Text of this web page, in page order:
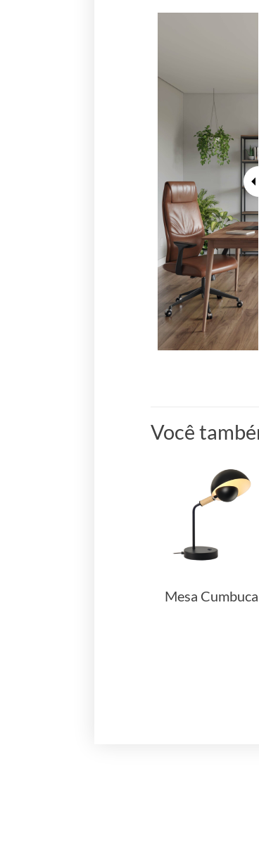
Você
Mesa Cumbuca